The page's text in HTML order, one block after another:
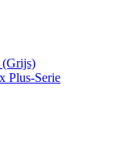
(Grijs)
Plus-Serie